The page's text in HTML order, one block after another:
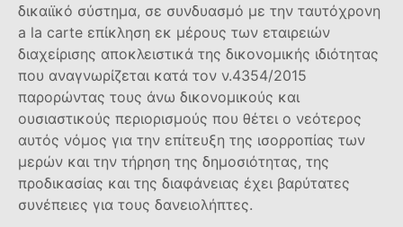
δικαιϊκό σύστημα, σε συνδυασμό με την ταυτόχρονη
a la carte επίκληση εκ μέρους των εταιρειών
διαχείρισης αποκλειστικά της δικονομικής ιδιότητας
που αναγνωρίζεται κατά τον ν.4354/2015
παρορώντας τους άνω δικονομικούς και
ουσιαστικούς περιορισμούς που θέτει ο νεότερος
αυτός νόμος για την επίτευξη της ισορροπίας των
μερών και την τήρηση της δημοσιότητας, της
προδικασίας και της διαφάνειας έχει βαρύτατες
συνέπειες για τους δανειολήπτες.